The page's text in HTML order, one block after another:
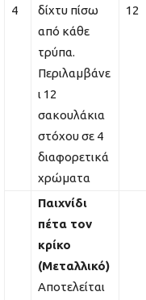
4
δίχτυ πίσω
από κάθε
τρύπα.
Περιλαμβάνε
ι 12
σακουλάκια
στόχου σε 4
διαφορετικά
χρώματα
12
Παιχνίδι
πέτα τον
κρίκο
(Μεταλλικό)
Αποτελείται